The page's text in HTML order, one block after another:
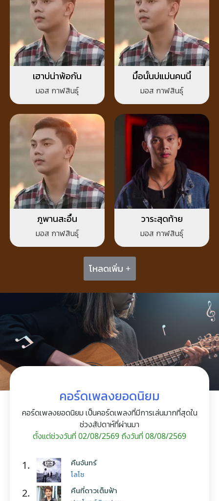
เฮาบ่น่าพ้อกัน
มอส กาฬสินธุ์
มื้อนั้นบ่แม่นคนนี้
มอส กาฬสินธุ์
ภูพานสะอื้น
มอส กาฬสินธุ์
วาระสุดท้าย
มอส กาฬสินธุ์
โหลดเพิ่ม +
คอร์ดเพลงยอดนิยม
คอร์ดเพลงยอดนิยม เป็นคอร์ดเพลงที่มีการเล่นมากที่สุดใน
ช่วงสัปดาห์ที่ผ่านมา
ตั้งแต่ช่วงวันที่ 02/08/2569 ถึงวันที่ 08/08/2569
1. คืนจันทร์
โลโซ
2. คืนที่ดาวเต็มฟ้า